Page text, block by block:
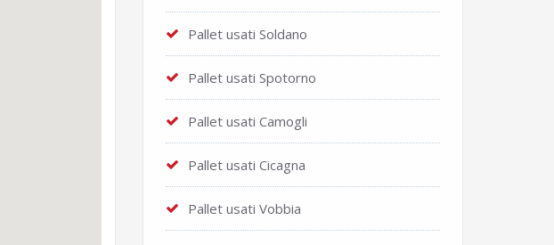
Pallet usati Soldano
Pallet usati Spotorno
Pallet usati Camogli
Pallet usati Cicagna
Pallet usati Vobbia